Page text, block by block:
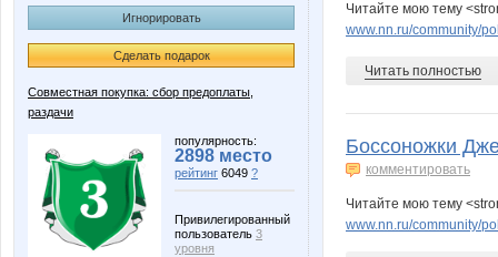
Игнорировать
Сделать подарок
Совместная покупка: сбор предоплаты,
раздачи
популярность:
2898 место
рейтинг 6049 ?
Привилегированный
пользователь 3
уровня
KRASOTKA_N Kathrin
Читайте мою тему
www.nn.ru/community/
Читать полностью
Боссоножки
комментировать
Читайте мою тему
www.nn.ru/community/